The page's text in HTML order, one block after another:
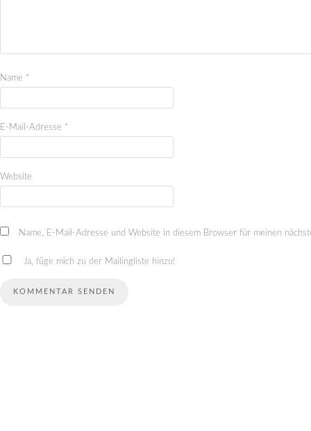
Name *
E-Mail-Adresse *
Website
Name, E-Mail-Adresse und Website in diesem Browser für meinen
Ja, füge mich zu der Mailingliste hinzu!